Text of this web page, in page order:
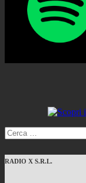
Ricerca
per:
RADIO X S.R.L.